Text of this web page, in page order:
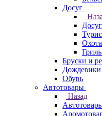
Досуг
Досуг
Бруски и
Обувь
Автотовары
Назад